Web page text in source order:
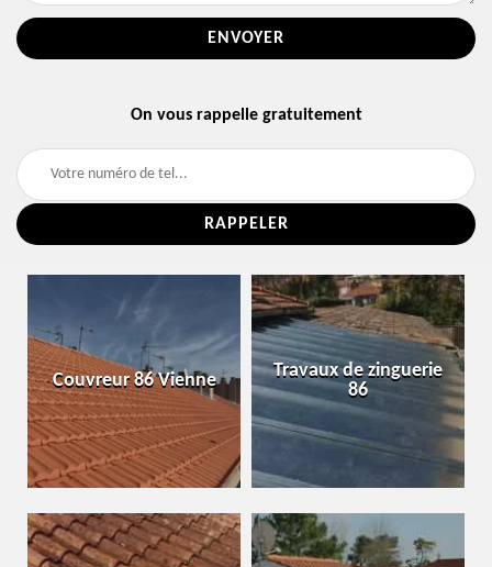
On vous rappelle gratuitement
Couvreur 86 Vienne
Travaux de zinguerie
86